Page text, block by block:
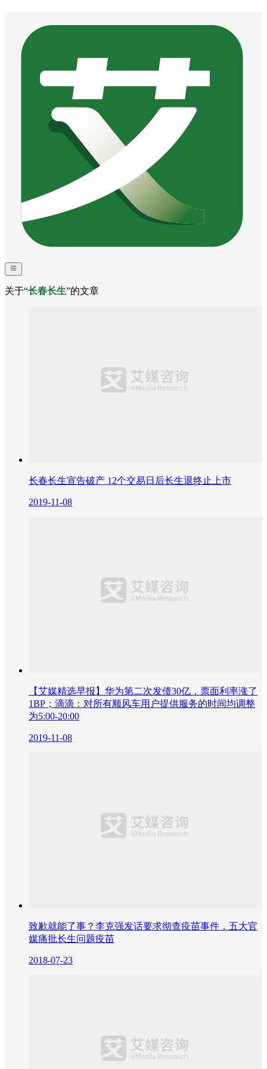
关于“长春长生”的文章
长春长生宣告破产 12个交易日后长生退终止上市
2019-11-08
【艾媒精选早报】华为第二次发债30亿，票面利率涨了
1BP；滴滴：对所有顺风车用户提供服务的时间均调整
为5:00-20:00
2019-11-08
致歉就能了事？李克强发话要求彻查疫苗事件，五大官
媒痛批长生问题疫苗
2018-07-23